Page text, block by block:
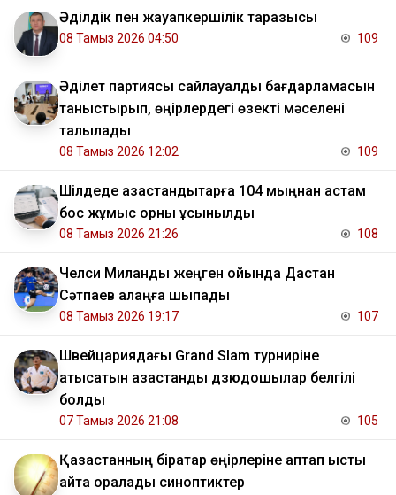
Әділдік пен жауапкершілік таразысы
08 Тамыз 2026 04:50 109
Әділет партиясы сайлауалды бағдарламасын
таныстырып, өңірлердегі өзекті мәселені
талқылады
08 Тамыз 2026 12:02 109
​Шілдеде қазақстандықтарға 104 мыңнан астам
бос жұмыс орны ұсынылды
08 Тамыз 2026 21:26 108
Челси Миланды жеңген ойында Дастан
Сәтпаев алаңға шықпады
08 Тамыз 2026 19:17 107
Швейцариядағы Grand Slam турниріне
қатысатын қазақстандық дзюдошылар белгілі
болды
07 Тамыз 2026 21:08 105
Қазақстанның бірқатар өңірлеріне аптап ыстық
қайта оралады синоптиктер